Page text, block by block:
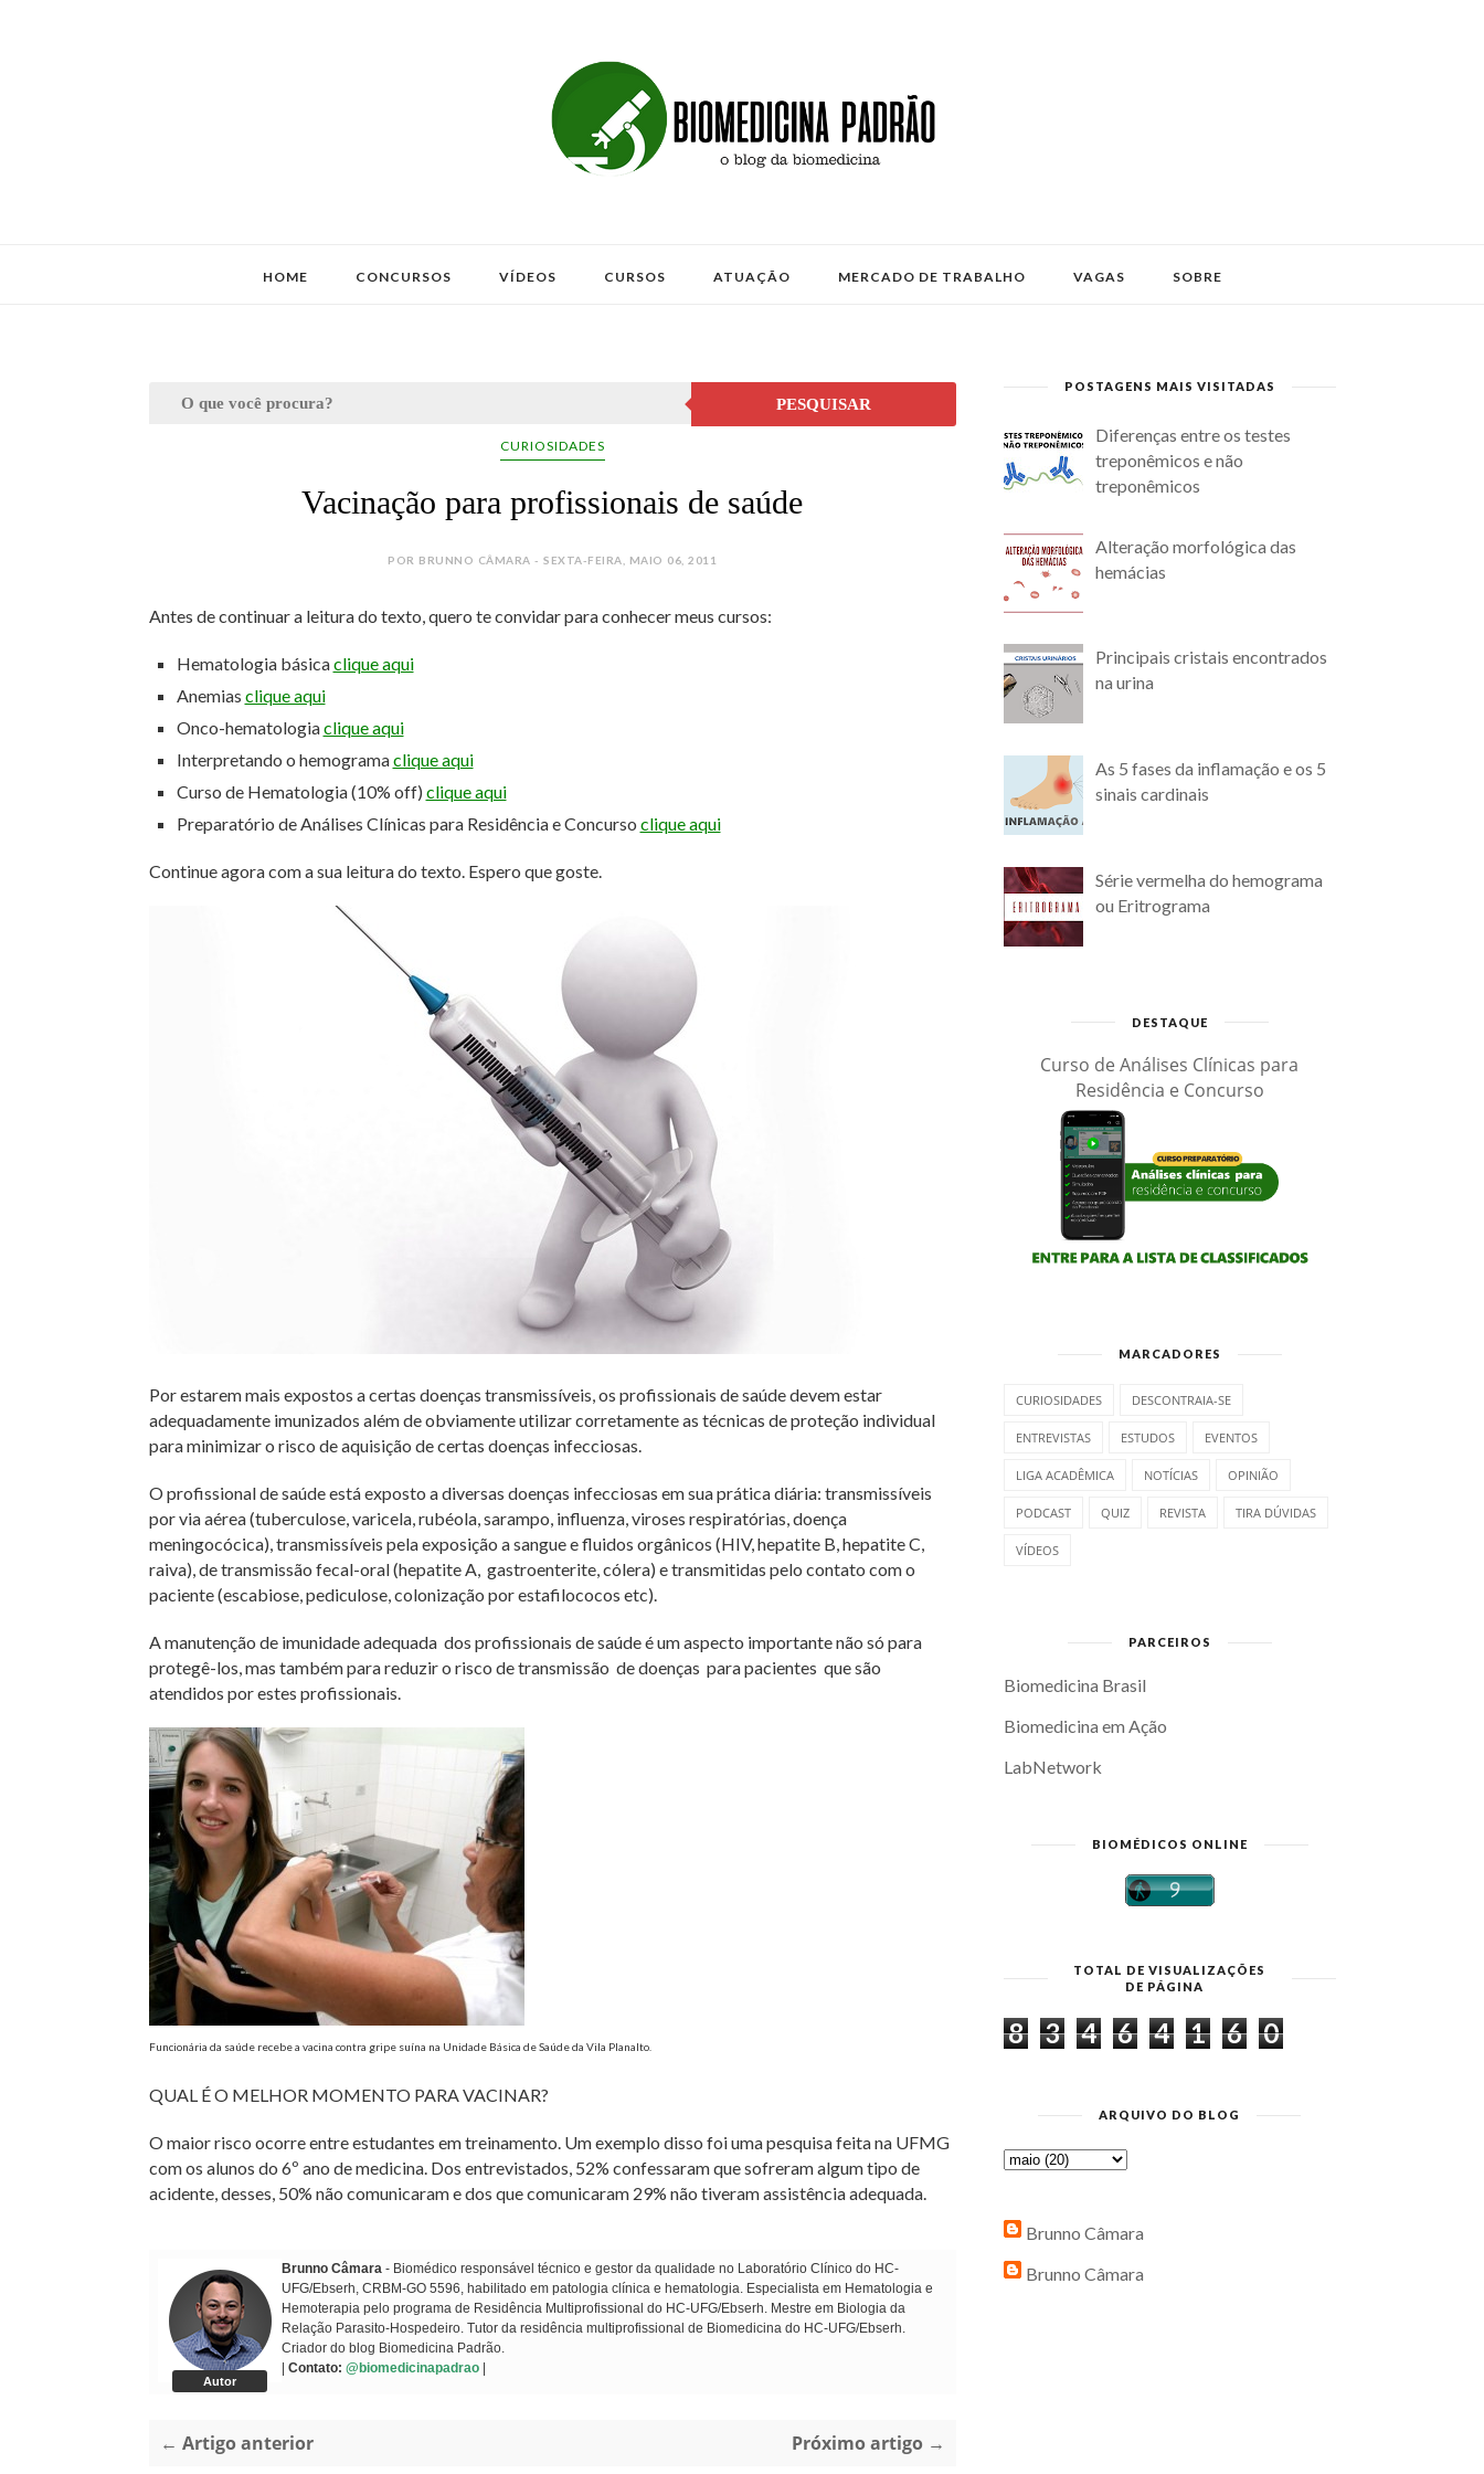
HOME CONCURSOS VÍDEOS CURSOS ATUAÇÃO MERCADO DE TRABALHO VAGAS SOBRE
PESQUISAR
CURIOSIDADES
Vacinação para profissionais de saúde
POR BRUNNO CÂMARA - SEXTA-FEIRA, MAIO 06, 2011
Antes de continuar a leitura do texto, quero te convidar para conhecer meus cursos:
Hematologia básicaclique aqui
Anemias clique aqui
Onco-hematologiaclique aqui
Interpretando o hemogramaclique aqui
Curso de Hematologia (10% off) clique aqui
Preparatório de Análises Clínicas para Residência e Concurso clique aqui
Continue agora com a sua leitura do texto. Espero que goste.
Por estarem mais expostos a certas doenças transmissíveis, os profissionais de saúde devem estar
adequadamente imunizados além de obviamente utilizar corretamente as técnicas de proteção individual
para minimizar o risco de aquisição de certas doenças infecciosas.
O profissional de saúde está exposto a diversas doenças infecciosas em sua prática diária: transmissíveis
por via aérea (tuberculose, varicela, rubéola, sarampo, influenza, viroses respiratórias, doença
meningocócica), transmissíveis pela exposição a sangue e fluidos orgânicos (HIV, hepatite B, hepatite C,
raiva), de transmissão fecal-oral (hepatite A, gastroenterite, cólera) e transmitidas pelo contato com o
paciente (escabiose, pediculose, colonização por estafilococos etc).
A manutenção de imunidade adequada dos profissionais de saúde é um aspecto importante não só para
protegê-los, mas também para reduzir o risco de transmissão de doenças para pacientes que são
atendidos por estes profissionais.
Funcionária da saúde recebe a vacina contra gripe suína na Unidade Básica de Saúde da Vila Planalto.
QUAL É O MELHOR MOMENTO PARA VACINAR?
O maior risco ocorre entre estudantes em treinamento. Um exemplo disso foi uma pesquisa feita na UFMG
com os alunos do 6º ano de medicina. Dos entrevistados, 52% confessaram que sofreram algum tipo de
acidente, desses, 50% não comunicaram e dos que comunicaram 29% não tiveram assistência adequada.
Autor
Brunno Câmara- Biomédico responsável técnico e gestor da qualidade no Laboratório Clínico do HC-
UFG/Ebserh, CRBM-GO 5596, habilitado em patologia clínica e hematologia. Especialista em Hematologia e
Hemoterapia pelo programa de Residência Multiprofissional do HC-UFG/Ebserh. Mestre em Biologia da
Relação Parasito-Hospedeiro. Tutor da residência multiprofissional de Biomedicina do HC-UFG/Ebserh.
Criador do blog Biomedicina Padrão.
Contato: @biomedicinapadrao
← Artigo anterior Próximo artigo →
POSTAGENS MAIS VISITADAS
Diferenças entre os testes
treponêmicos e não
treponêmicos
Alteração morfológica das
hemácias
Principais cristais encontrados
na urina
As 5 fases da inflamação e os 5
sinais cardinais
Série vermelha do hemograma
ou Eritrograma
DESTAQUE
Curso de Análises Clínicas para
Residência e Concurso
MARCADORES
CURIOSIDADES DESCONTRAIA-SE
ENTREVISTAS ESTUDOS EVENTOS
LIGA ACADÊMICA NOTÍCIAS OPINIÃO
PODCAST QUIZ REVISTA TIRA DÚVIDAS
VÍDEOS
PARCEIROS
Biomedicina Brasil
Biomedicina em Ação
LabNetwork
BIOMÉDICOS ONLINE
TOTAL DE VISUALIZAÇÕES
DE PÁGINA
8 3 4 6 4 1 6 0
ARQUIVO DO BLOG
Brunno Câmara
Brunno Câmara